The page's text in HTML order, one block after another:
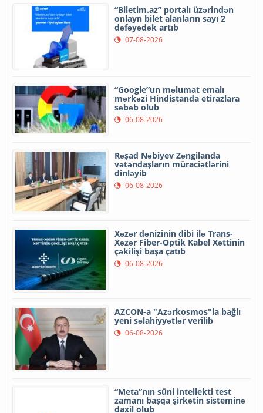
“Biletim.az” portalı üzərindən
onlayn bilet alanların sayı 2
dəfəyədək artıb
07-08-2026
“Google”un məlumat emalı
mərkəzi Hindistanda etirazlara
səbəb olub
06-08-2026
Rəşad Nəbiyev Zəngilanda
vətəndaşların müraciətlərini
dinləyib
06-08-2026
Xəzər dənizinin dibi ilə Trans-
Xəzər Fiber-Optik Kabel Xəttinin
çəkilişi başa çatıb
06-08-2026
AZCON-a "Azərkosmos"la bağlı
yeni səlahiyyətlər verilib
06-08-2026
“Meta”nın süni intellekti test
zamanı başqa şirkətin sisteminə
daxil olub